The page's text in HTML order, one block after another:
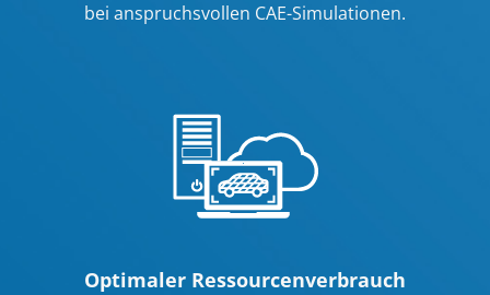
bei anspruchsvollen CAE-Simulationen.
Optimaler Ressourcenverbrauch